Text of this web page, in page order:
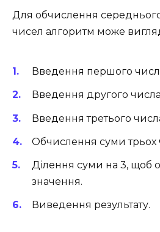
Для обчислення
чисел алгоритм може
Введення першого
Введення другого
Введення третього
Обчислення суми трьох
Ділення суми на 3, щоб
значення.
Виведення результату.